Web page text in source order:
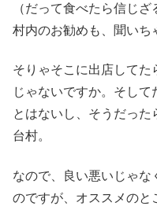
（だって食べたら信じ
村内のお勧めも、聞いち
そりゃそこに出店してた
じゃないですか。そして
とはないし、そうだっ
台村。
なので、良い悪いじゃな
のですが、オススメのと